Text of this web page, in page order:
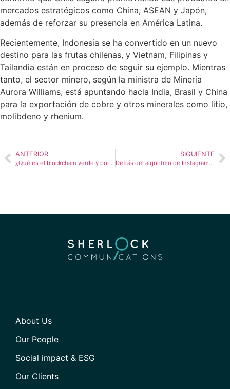
mercados estratégicos como China, ASEAN y Japón,
además de reforzar su presencia en América Latina.
Recientemente, Indonesia se ha convertido en un nuevo
destino para las frutas chilenas, y Vietnam, Filipinas y
Tailandia están en proceso de seguir su ejemplo. Mientras
tanto, el sector minero, según la ministra de Minería
Aurora Williams, está apuntando hacia India, Brasil y China
para la exportación de cobre y otros minerales como litio,
molibdeno y rhenium.
ANTERIOR
¿Qué es el blockchain verde y por qué cada vez es más necesario?
SIGUIENTE
Detrás del algoritmo de Instagram en 2025
About Us
Our People
Social impact & ESG
Our Clients